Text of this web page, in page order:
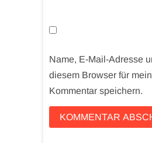
Name, E-Mail-Adresse
diesem Browser für
Kommentar speichern.